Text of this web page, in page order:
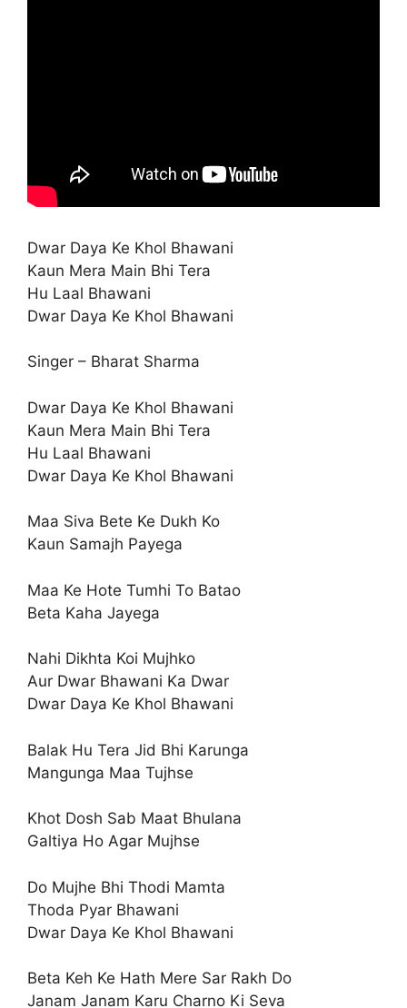
Dwar Daya Ke Khol Bhawani
Kaun Mera Main Bhi Tera
Hu Laal Bhawani
Dwar Daya Ke Khol Bhawani
Singer – Bharat Sharma
Dwar Daya Ke Khol Bhawani
Kaun Mera Main Bhi Tera
Hu Laal Bhawani
Dwar Daya Ke Khol Bhawani
Maa Siva Bete Ke Dukh Ko
Kaun Samajh Payega
Maa Ke Hote Tumhi To Batao
Beta Kaha Jayega
Nahi Dikhta Koi Mujhko
Aur Dwar Bhawani Ka Dwar
Dwar Daya Ke Khol Bhawani
Balak Hu Tera Jid Bhi Karunga
Mangunga Maa Tujhse
Khot Dosh Sab Maat Bhulana
Galtiya Ho Agar Mujhse
Do Mujhe Bhi Thodi Mamta
Thoda Pyar Bhawani
Dwar Daya Ke Khol Bhawani
Beta Keh Ke Hath Mere Sar Rakh Do
Janam Janam Karu Charno Ki Seva